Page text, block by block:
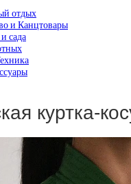
отдых
и Канцтовары
сада
куртка-